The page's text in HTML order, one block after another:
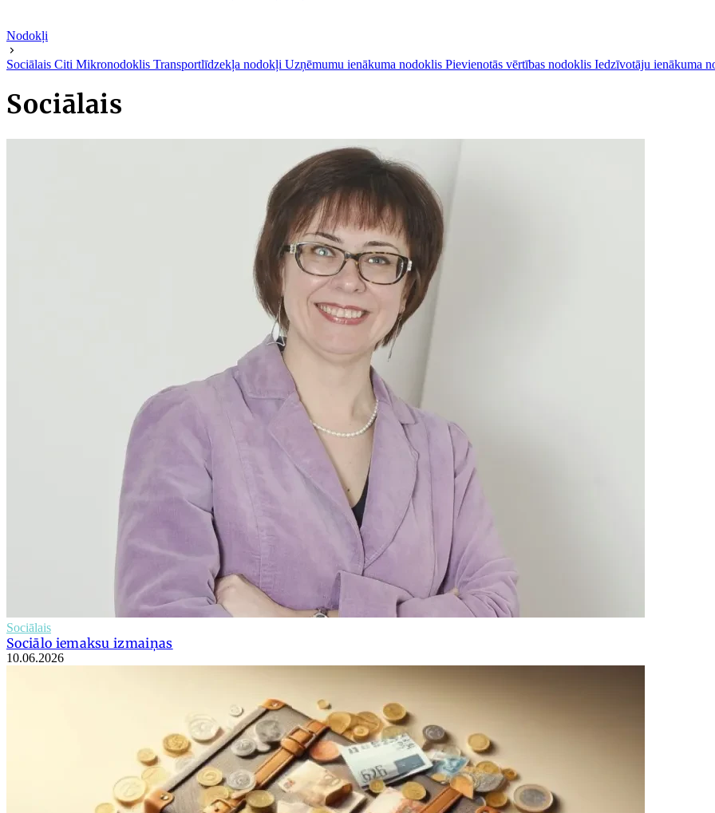
Nodokļi
Sociālais Citi Mikronodoklis Transportlīdzekļa nodokļi Uzņēmumu ienākuma nodoklis Pievienotās vērtības nodoklis Iedzīvotāju ienākuma
Sociālais
Sociālais
Sociālo iemaksu izmaiņas
10.06.2026